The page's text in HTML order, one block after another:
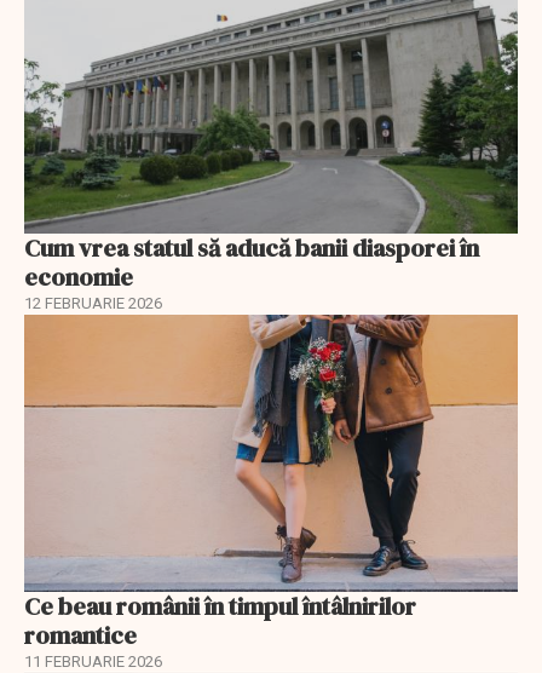
Cum vrea statul să aducă banii diasporei în
economie
12 FEBRUARIE 2026
Ce beau românii în timpul întâlnirilor
romantice
11 FEBRUARIE 2026